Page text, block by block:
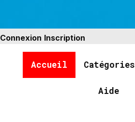
Connexion Inscription
Accueil Catégories
Aide